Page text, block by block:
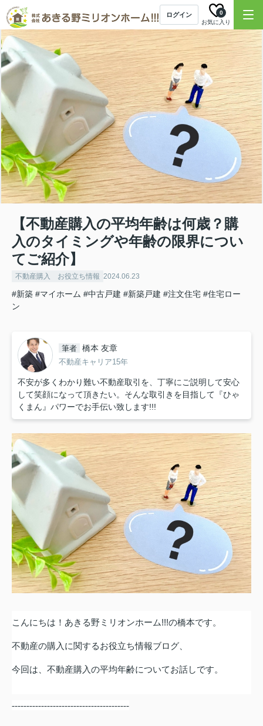
ログイン
お気に入り
0
【不動産購入の平均年齢は何歳？購
入のタイミングや年齢の限界につい
てご紹介】
不動産購入 お役立ち情報 2024.06.23
#新築 #マイホーム #中古戸建 #新築戸建 #注文住宅 #住宅ロー
ン
筆者 橋本 友章
不動産キャリア15年
不安が多くわかり難い不動産取引を、丁寧にご説明して安心
して笑顔になって頂きたい。そんな取引きを目指して『ひゃ
くまん』パワーでお手伝い致します!!!
こんにちは！あきる野ミリオンホーム!!!の橋本です。
不動産の購入に関するお役立ち情報ブログ、
今回は、 不動産購入の平均年齢についてお話しです。
----------------------------------------